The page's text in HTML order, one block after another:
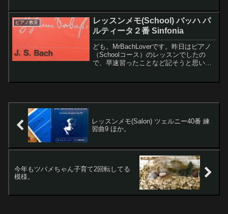
も記しますね〜レモンちゃん今日は何習
ったの？わたくし...
ピアノ教室
レッスンメモ(School) バッハ パ
ルティータ２番 Sinfonia
ども。MrBachLoverです。昨日はピアノ
（Schoolコース）のレッスンでしたの
で、早速習ったことなど記そうと思いま
レッスンメモ(Salon) ツェルニー40番 練
習曲9 ほか。
今年もツバメちゃん子育て2回転してる
模様。